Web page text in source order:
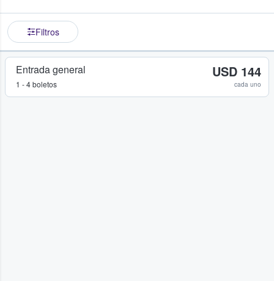
Filtros
Entrada general
1 - 4 boletos
USD 144
cada uno